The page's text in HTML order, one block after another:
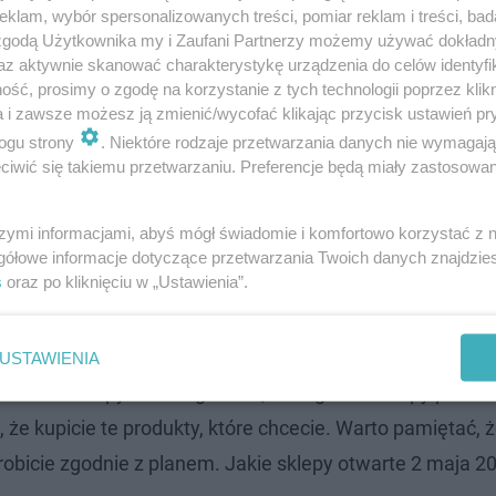
dla was bardzo dobre informacje, bo zrobicie tego dnia
osób, które idą na zakupy 2 maja 2023. Choć z
chcieli kupić mięso, warzywa, napoje, węgiel, a to
wolnym od pracy, dlatego będzie można sobie
zakupy z samego rana, dlatego na zakupy
kupicie te produkty, które chcecie. Warto pamiętać,
zgodnie z planem. Jakie sklepy otwarte 2 maja
wybór spersonalizowanych treści, pomiar reklam i treści,
Użytkownika my i Zaufani Partnerzy możemy używać
aktywnie skanować charakterystykę urządzenia do celów
prosimy o zgodę na korzystanie z tych technologii poprzez
i zawsze możesz ją zmienić/wycofać klikając przycisk ustawień
strony
. Niektóre rodzaje przetwarzania danych nie
się takiemu przetwarzaniu. Preferencje będą miały
informacjami, abyś mógł świadomie i komfortowo korzystać z
informacje dotyczące przetwarzania Twoich danych
oraz po kliknięciu w „Ustawienia”.
USTAWIENIA